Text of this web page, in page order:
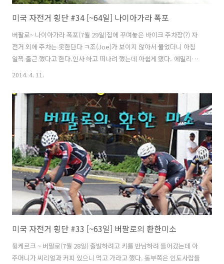
미국 자전거 횡단 #34 [~64일] 나이아가라 폭포
버팔로~ 나이아가라 폭포(7월 29일)집에 꾸며놓은 바이크 주차장(?) 자
전거 외에 주차는 못한단다 ㅋ조(Joe)가 보이지 않아서 물었더니 아침
일찍 출근 했다고 한다.인사 하고 떠나려 했는데 아쉽게 됐다. 에밀리
(emmalee)가 오늘밤 지낼 웜샤워 호스트 구했냐고 해서 구하지못했다
다고 했다. 웜샤워에 가입된 회원은 아니지만 부탁을 하면하루 잘 수 있
는게 가능할 수도 있다고 했다. 그러나 확신은 못한다고 했다.잠시 에밀
리(emmalee)가 전화가 끝날때까지 기다렸다.전화 통화가 끝나고 에밀
리(emmalee)의 표정을 보니 잘 안된 것 같다.에밀리(emmalee) : "친
구가 어렵다고 합니다." 나 : "그럼 어쩔 수 없지요, 아무튼 ..
2014. 4. 11.
미국 자전거 횡단 #33 [~63일] 버팔로의 환한미소
뒹케르크 ~ 버팔로(7월 28일) 출발하려고 키를 반남하려 들어갔는데 아
주머니가 씨리얼과 커피 있으니 먹고 가라고 했다. 동부쪽은 인도사람들